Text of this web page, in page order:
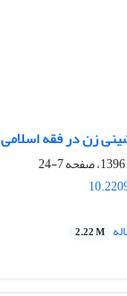
زن در فقه اسلامی
7-24
2.22 M